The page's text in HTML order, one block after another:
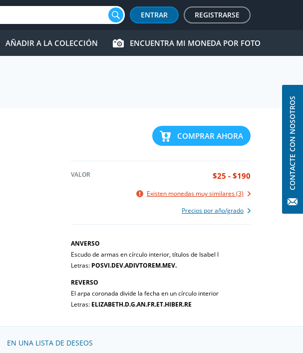
ENTRAR REGISTRARSE
AÑADIR A LA COLECCIÓN ENCUENTRA MI MONEDA POR FOTO
COMPRAR AHORA
VALOR $25 - $190
Existen monedas muy similares (3)
Precios por año/grado
ANVERSO
Escudo de armas en círculo interior, títulos de Isabel I
Letras: POSVI.DEV.ADIVTOREM.MEV.
REVERSO
El arpa coronada divide la fecha en un círculo interior
Letras: ELIZABETH.D.G.AN.FR.ET.HIBER.RE
EN UNA LISTA DE DESEOS
CONTACTE CON NOSOTROS